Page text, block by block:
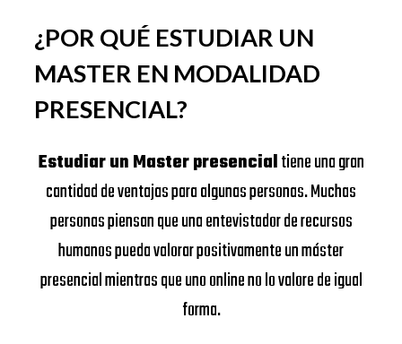
¿POR QUÉ ESTUDIAR UN
MASTER EN MODALIDAD
PRESENCIAL?
Estudiar un Master presencialtiene una gran
cantidad de ventajas para algunas personas. Muchas
personas piensan que una entevistador de recursos
humanos pueda valorar positivamente un máster
presencial mientras que uno online no lo valore de igual
forma.